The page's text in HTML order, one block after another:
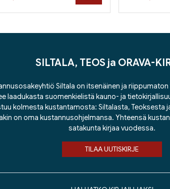
SILTALA, TEOS ja ORAVA-
Siltala on itsenäinen ja
laadukasta suomenkielistä kauno- ja
kolmesta kustantamosta: Siltalasta, Teoksesta
on oma kustannusohjelmansa. Yhteensä
satakunta kirjaa vuodessa.
TILAA UUTISKIRJE